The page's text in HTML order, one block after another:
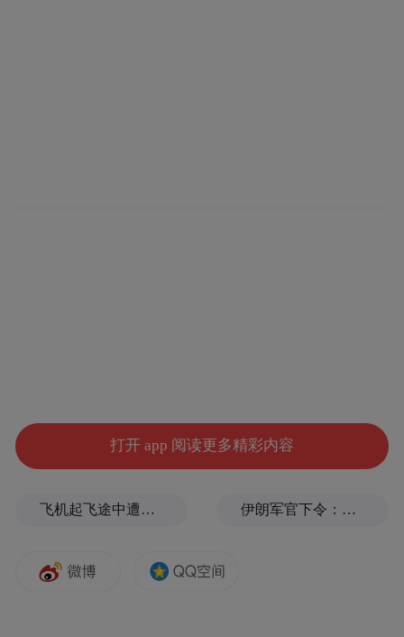
一交易日大涨近20%。
打开 app 阅读更多精彩内容
飞机起飞途中遭雷击！航班滞留3小时临时换机 伊朗军官下令：如果美军踏上我国领土，就砍掉他们脚！